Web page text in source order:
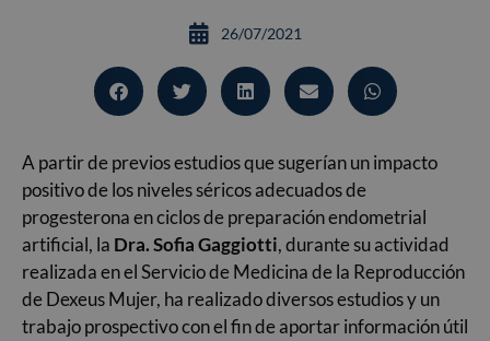
26/07/2021
A partir de previos estudios que sugerían un impacto
positivo de los niveles séricos adecuados de
progesterona en ciclos de preparación endometrial
artificial, la Dra. Sofia Gaggiotti, durante su actividad
realizada en el Servicio de Medicina de la Reproducción
de Dexeus Mujer, ha realizado diversos estudios y un
trabajo prospectivo con el fin de aportar información útil